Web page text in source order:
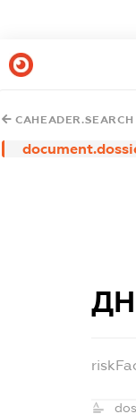
CAHEADER.SEARCH